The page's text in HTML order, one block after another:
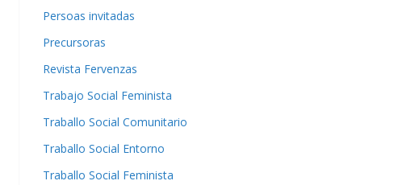
Persoas invitadas
Precursoras
Revista Fervenzas
Trabajo Social Feminista
Traballo Social Comunitario
Traballo Social Entorno
Traballo Social Feminista